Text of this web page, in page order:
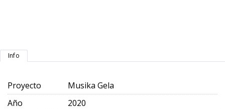
Info
Proyecto
Musika Gela
Año
2020